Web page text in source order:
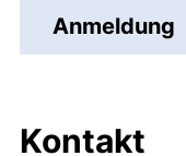
Anmeldung
Kontakt